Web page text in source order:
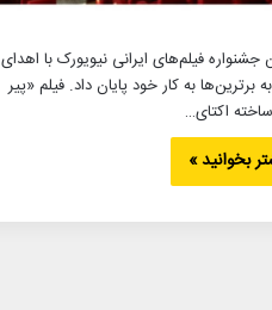
فیلم‌های ایرانی نیویورک با اهدای
برترین‌ها به کار خود پایان داد. فیلم «پیر
اکتای…
بخوانید »